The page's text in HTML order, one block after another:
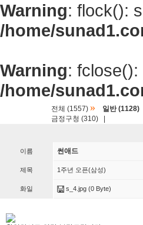
Warning: flock():
/home/
Warning:
/home/
전체 (1557) » 일반 (1128)
금정구청 (310)
이름 썬애드
제목 1주년 오픈(삼성)
화일 s_4.jpg (0 Byte)